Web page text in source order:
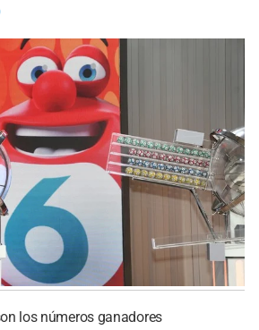
los números ganadores